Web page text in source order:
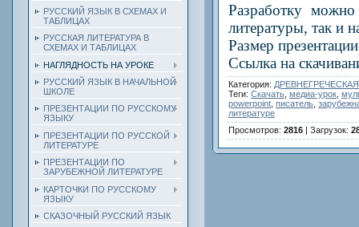
РУССКИЙ ЯЗЫК В СХЕМАХ И
ТАБЛИЦАХ
РУССКАЯ ЛИТЕРАТУРА В
СХЕМАХ И ТАБЛИЦАХ
НАГЛЯДНОСТЬ НА УРОКЕ
РУССКИЙ ЯЗЫК В НАЧАЛЬНОЙ
ШКОЛЕ
ПРЕЗЕНТАЦИИ ПО РУССКОМУ
ЯЗЫКУ
ПРЕЗЕНТАЦИИ ПО РУССКОЙ
ЛИТЕРАТУРЕ
ПРЕЗЕНТАЦИИ ПО
ЗАРУБЕЖНОЙ ЛИТЕРАТУРЕ
КАРТОЧКИ ПО РУССКОМУ
ЯЗЫКУ
СКАЗОЧНЫЙ РУССКИЙ ЯЗЫК
Разработку
литературы, так и
Размер
Ссылка на
Категория:
Теги: Скачать медиа-урок
powerpoint писатель
литературе
Просмотров: 2816 | Загрузок: